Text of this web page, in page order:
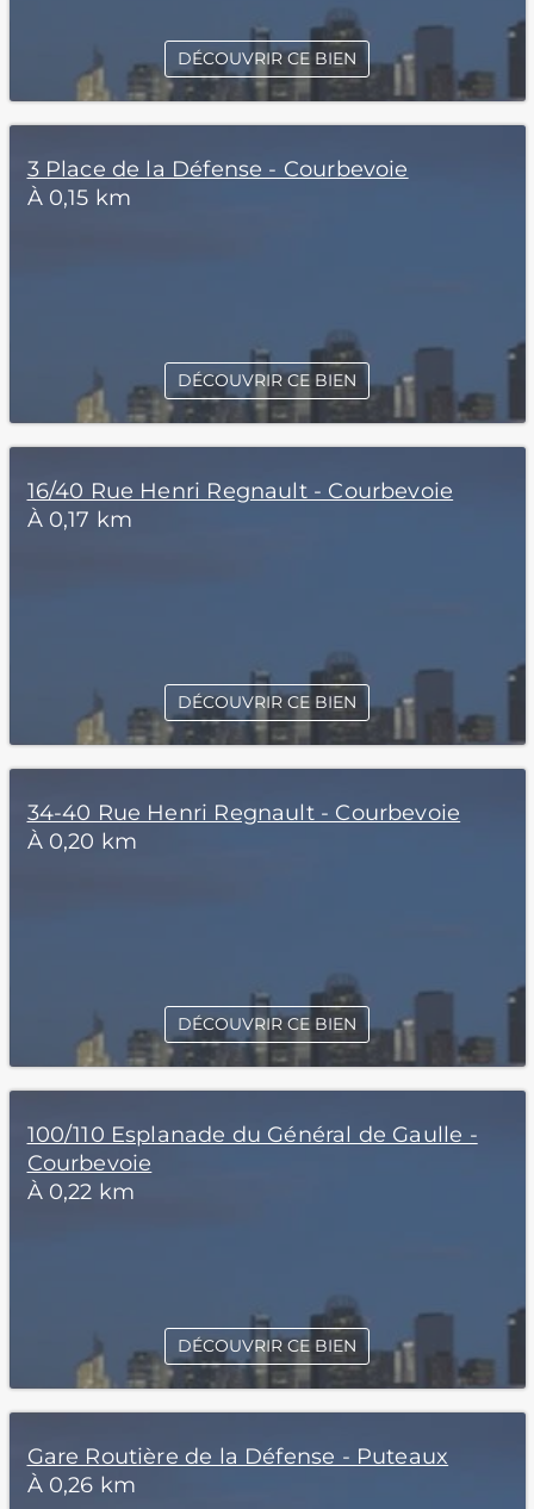
DÉCOUVRIR CE BIEN
3 Place de la Défense - Courbevoie
À 0,15 km
DÉCOUVRIR CE BIEN
16/40 Rue Henri Regnault - Courbevoie
À 0,17 km
DÉCOUVRIR CE BIEN
34-40 Rue Henri Regnault - Courbevoie
À 0,20 km
DÉCOUVRIR CE BIEN
100/110 Esplanade du Général de Gaulle -
Courbevoie
À 0,22 km
DÉCOUVRIR CE BIEN
Gare Routière de la Défense - Puteaux
À 0,26 km